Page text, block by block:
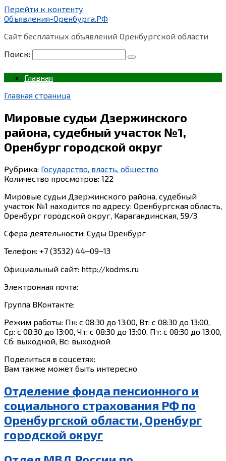
Перейти к контенту
Объявления-Оренбурга.РФ
Сайт бесплатных объявлений Оренбургской области
Поиск:
Главная
Главная страница
Мировые судьи Дзержинского
района, судебный участок №1,
Оренбург городской округ
Рубрика: Государство, власть, общество
Количество просмотров: 122
Мировые судьи Дзержинского района, судебный
участок №1 находится по адресу: Оренбургская область,
Оренбург городской округ, Карагандинская, 59/3
Сфера деятельности: Суды Оренбург
Телефон: +7 (3532) 44‒09‒13
Официальный сайт: http://kodms.ru
Электронная почта:
Группа ВКонтакте:
Режим работы: Пн: с 08:30 до 13:00, Вт: с 08:30 до 13:00,
Ср: с 08:30 до 13:00, Чт: с 08:30 до 13:00, Пт: с 08:30 до 13:00,
Сб: выходной, Вс: выходной
Поделиться в соцсетях:
Вам также может быть интересно
Отделение фонда пенсионного и
социального страхования РФ по
Оренбургской области, Оренбург
городской округ